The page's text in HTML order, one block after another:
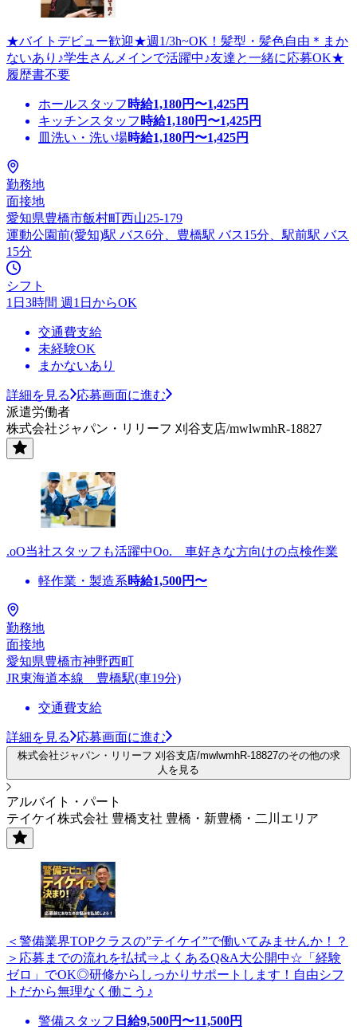
★バイトデビュー歓迎★週1/3h~OK！髪型・髪色自由＊まか
ないあり♪学生さんメインで活躍中♪友達と一緒に応募OK★
履歴書不要
ホールスタッフ 時給1,180円〜1,425円
キッチンスタッフ 時給1,180円〜1,425円
皿洗い・洗い場時給1,180円〜1,425円
勤務地
面接地
愛知県豊橋市飯村町西山25-179
運動公園前(愛知)駅 バス6分、豊橋駅 バス15分、駅前駅 バス
15分
シフト
1日3時間 週1日からOK
交通費支給
未経験OK
まかないあり
詳細を見る
応募画面に進む
派遣労働者
株式会社ジャパン・リリーフ 刈谷支店/mwlwmhR-18827
.oO当社スタッフも活躍中Oo. 車好きな方向けの点検作業
軽作業・製造系時給1,500円〜
勤務地
面接地
愛知県豊橋市神野西町
JR東海道本線 豊橋駅(車19分)
交通費支給
詳細を見る 応募画面に進む
株式会社ジャパン・リリーフ 刈谷支店/mwlwmhR-18827のその他の求
人を見る
アルバイト・パート
テイケイ株式会社 豊橋支社 豊橋・新豊橋・二川エリア
＜警備業界TOPクラスの”テイケイ”で働いてみませんか！？
＞応募までの流れを払拭⇒よくあるQ&A大公開中☆「経験
ゼロ」でOK◎研修からしっかりサポートします！自由シフ
トだから無理なく働こう♪
警備スタッフ 日給9,500円〜11,500円